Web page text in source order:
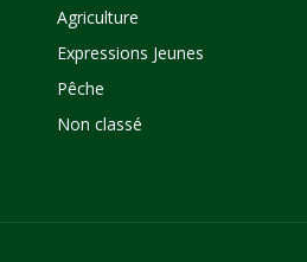
Agriculture
Expressions Jeunes
Pêche
Non classé